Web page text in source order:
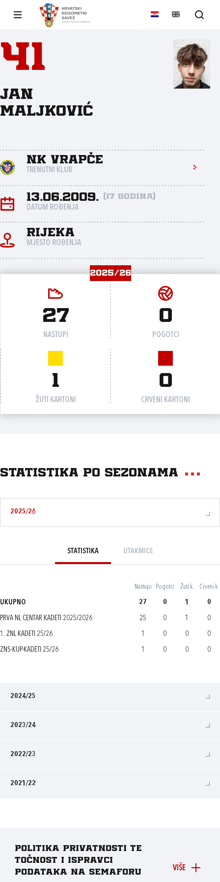
41
Jan
Maljković
NK Vrapče
TRENUTNI KLUB
13.06.2009. (17 godina)
DATUM ROĐENJA
Rijeka
MJESTO ROĐENJA
2025/26
27
NASTUPI
0
POGOTCI
1
ŽUTI KARTONI
0
CRVENI KARTONI
Statistika po sezonama
2025/26
STATISTIKA UTAKMICE
Nastupi Pogotci Žuti k. Crveni k.
UKUPNO 27 0 1 0
PRVA NL CENTAR KADETI 2025/2026 25 0 1 0
1. ZNL KADETI 25/26 1 0 0 0
ZNS-KUP-KADETI 25/26 1 0 0 0
2024/25
2023/24
2022/23
2021/22
VIŠE
Politika privatnosti te
točnost i ispravci
podataka na Semaforu